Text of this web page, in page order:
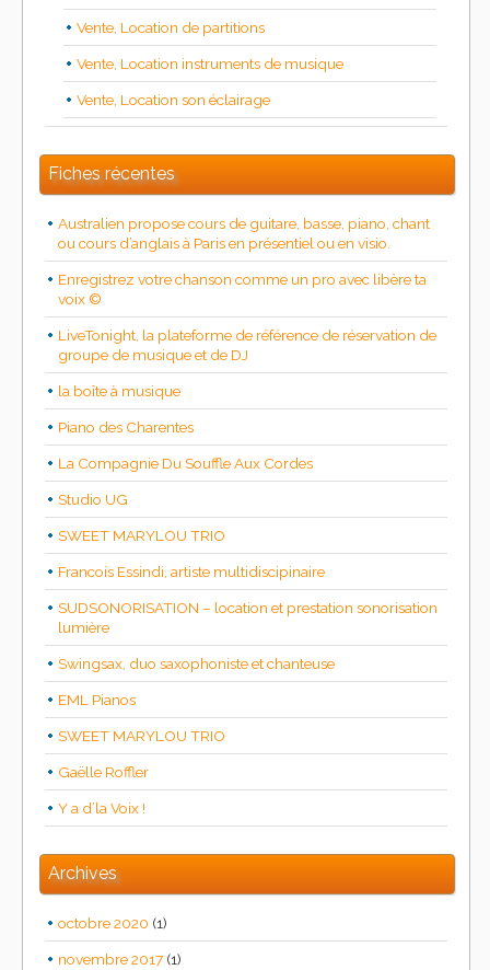
Vente, Location de partitions
Vente, Location instruments de musique
Vente, Location son éclairage
Fiches récentes
Australien propose cours de guitare, basse, piano, chant
ou cours d’anglais à Paris en présentiel ou en visio.
Enregistrez votre chanson comme un pro avec libère ta
voix ©
LiveTonight, la plateforme de référence de réservation de
groupe de musique et de DJ
la boîte à musique
Piano des Charentes
La Compagnie Du Souffle Aux Cordes
Studio UG
SWEET MARYLOU TRIO
Francois Essindi, artiste multidiscipinaire
SUDSONORISATION – location et prestation sonorisation
lumière
Swingsax, duo saxophoniste et chanteuse
EML Pianos
SWEET MARYLOU TRIO
Gaëlle Roffler
Y a d’la Voix !
Archives
octobre 2020 (1)
novembre 2017 (1)